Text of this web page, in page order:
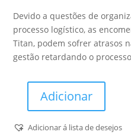
Devido a questões de
processo logístico, as
Titan, podem sofrer atrasos
gestão retardando o
Quantidade
Titan
Adicionar
Adicionar á lista de desejos